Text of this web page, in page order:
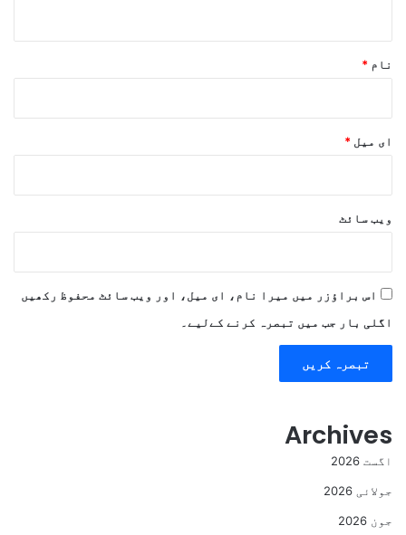
نام *
ای میل *
ویب‌ سائٹ
اس براؤزر میں میرا نام، ای میل، اور ویب سائٹ محفوظ رکھیں
اگلی بار جب میں تبصرہ کرنے کےلیے۔
Archives
اگست 2026
جولائی 2026
جون 2026